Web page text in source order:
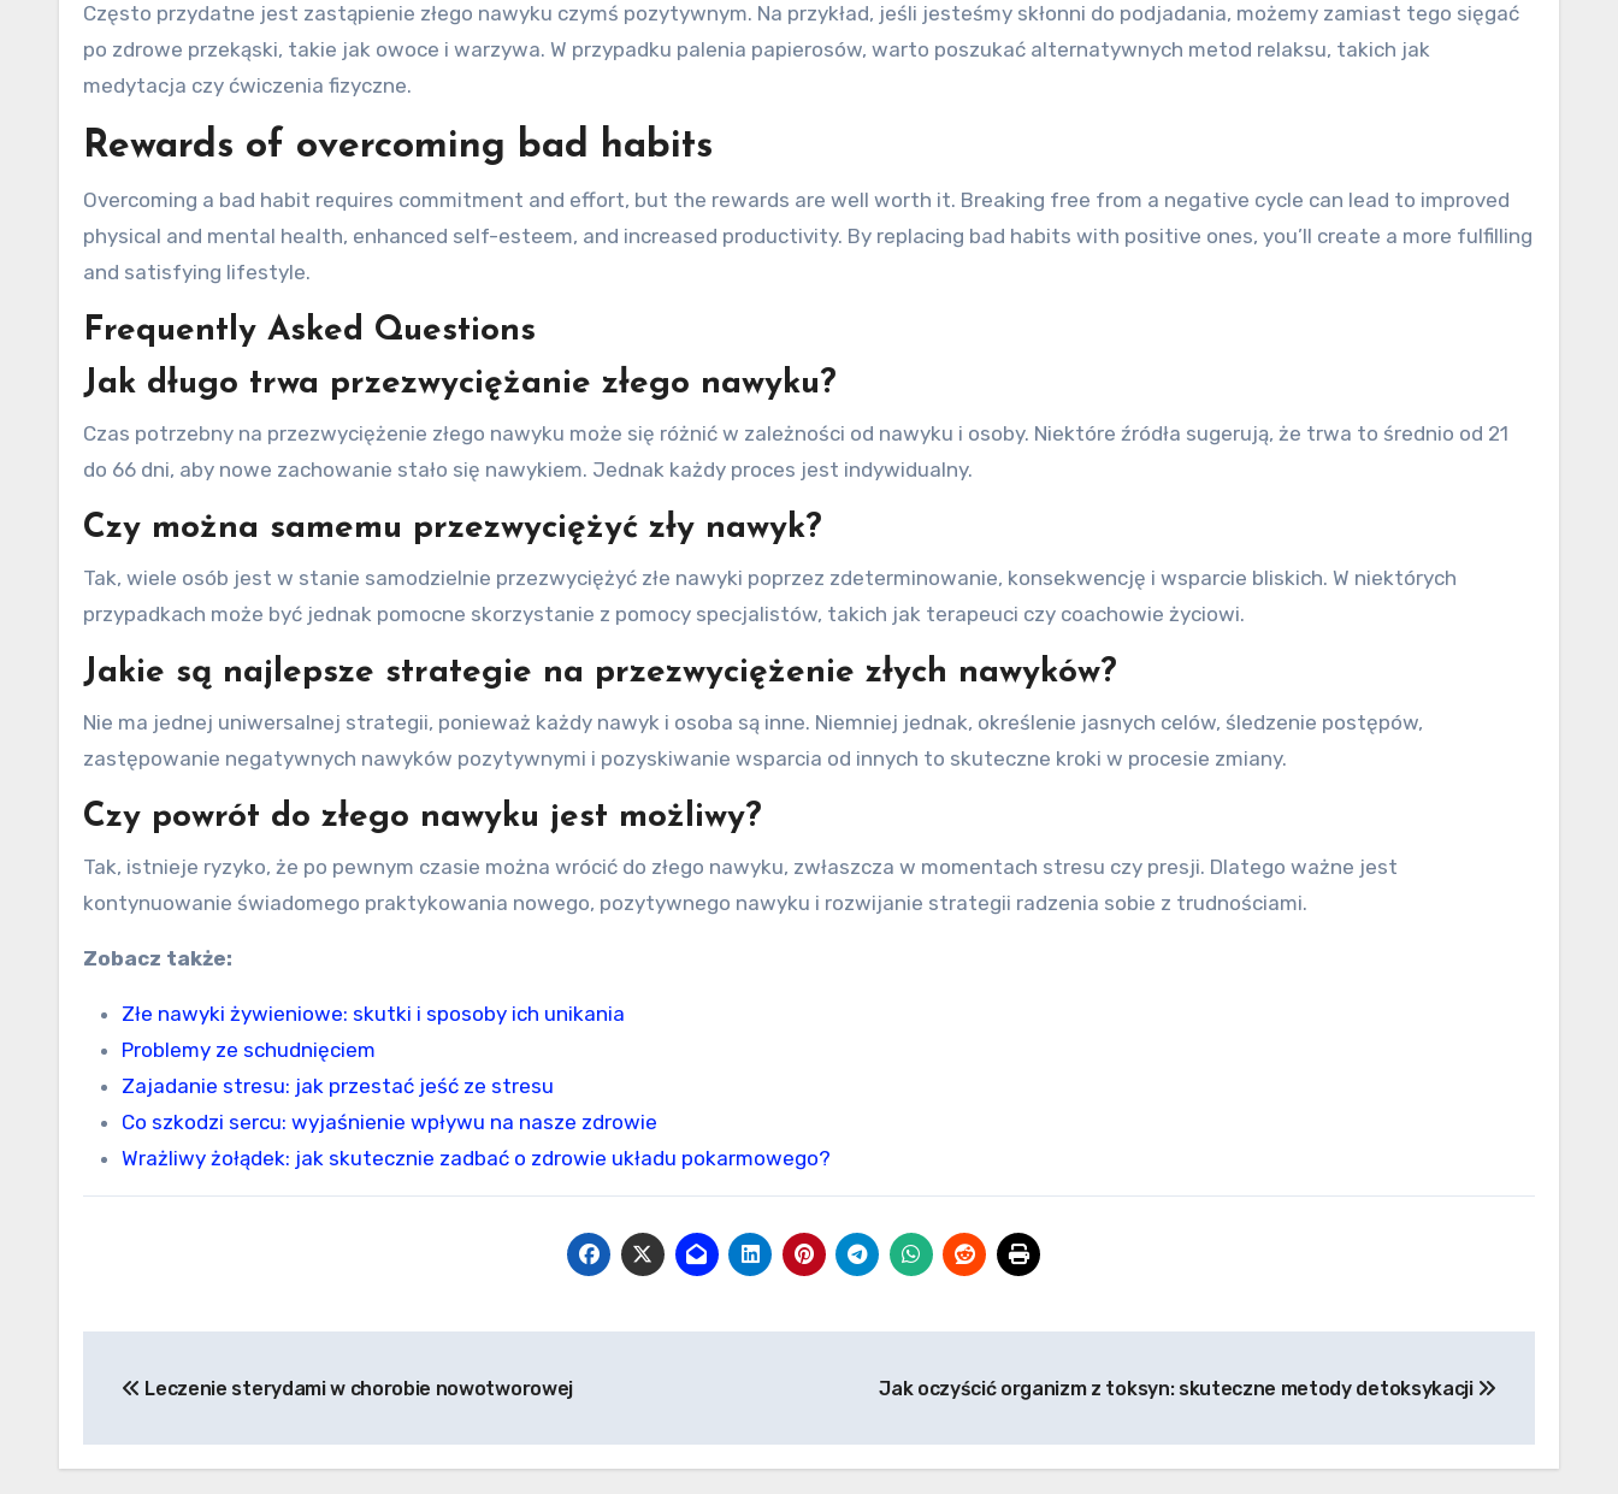
Często przydatne jest zastąpienie złego nawyku czymś pozytywnym. Na przykład, jeśli jesteśmy skłonni do podjadania, możemy zamiast tego sięgać
po zdrowe przekąski, takie jak owoce i warzywa. W przypadku palenia papierosów, warto poszukać alternatywnych metod relaksu, takich jak
medytacja czy ćwiczenia fizyczne.
Rewards of overcoming bad habits
Overcoming a bad habit requires commitment and effort, but the rewards are well worth it. Breaking free from a negative cycle can lead to improved
physical and mental health, enhanced self-esteem, and increased productivity. By replacing bad habits with positive ones, you’ll create a more fulfilling
and satisfying lifestyle.
Frequently Asked Questions
Jak długo trwa przezwyciężanie złego nawyku?
Czas potrzebny na przezwyciężenie złego nawyku może się różnić w zależności od nawyku i osoby. Niektóre źródła sugerują, że trwa to średnio od 21
do 66 dni, aby nowe zachowanie stało się nawykiem. Jednak każdy proces jest indywidualny.
Czy można samemu przezwyciężyć zły nawyk?
Tak, wiele osób jest w stanie samodzielnie przezwyciężyć złe nawyki poprzez zdeterminowanie, konsekwencję i wsparcie bliskich. W niektórych
przypadkach może być jednak pomocne skorzystanie z pomocy specjalistów, takich jak terapeuci czy coachowie życiowi.
Jakie są najlepsze strategie na przezwyciężenie złych nawyków?
Nie ma jednej uniwersalnej strategii, ponieważ każdy nawyk i osoba są inne. Niemniej jednak, określenie jasnych celów, śledzenie postępów,
zastępowanie negatywnych nawyków pozytywnymi i pozyskiwanie wsparcia od innych to skuteczne kroki w procesie zmiany.
Czy powrót do złego nawyku jest możliwy?
Tak, istnieje ryzyko, że po pewnym czasie można wrócić do złego nawyku, zwłaszcza w momentach stresu czy presji. Dlatego ważne jest
kontynuowanie świadomego praktykowania nowego, pozytywnego nawyku i rozwijanie strategii radzenia sobie z trudnościami.
Zobacz także:
Złe nawyki żywieniowe: skutki i sposoby ich unikania
Problemy ze schudnięciem
Zajadanie stresu: jak przestać jeść ze stresu
Co szkodzi sercu: wyjaśnienie wpływu na nasze zdrowie
Wrażliwy żołądek: jak skutecznie zadbać o zdrowie układu pokarmowego?
wpisuLeczenie sterydami w chorobie nowotworowej Jak oczyścić organizm z toksyn: skuteczne metody detoksykacji